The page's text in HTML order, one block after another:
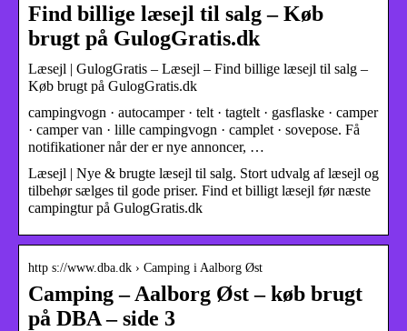
Find billige læsejl til salg – Køb
brugt på GulogGratis.dk
Læsejl | GulogGratis – Læsejl – Find billige læsejl til salg –
Køb brugt på GulogGratis.dk
campingvogn · autocamper · telt · tagtelt · gasflaske · camper
· camper van · lille campingvogn · camplet · sovepose. Få
notifikationer når der er nye annoncer, …
Læsejl | Nye & brugte læsejl til salg. Stort udvalg af læsejl og
tilbehør sælges til gode priser. Find et billigt læsejl før næste
campingtur på GulogGratis.dk
http s://www.dba.dk › Camping i Aalborg Øst
Camping – Aalborg Øst – køb brugt
på DBA – side 3